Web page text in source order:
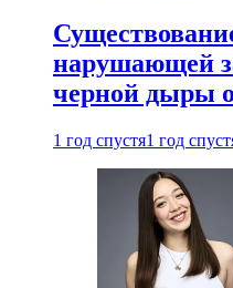
нарушающей
черной дыры
1 год спустя1 год